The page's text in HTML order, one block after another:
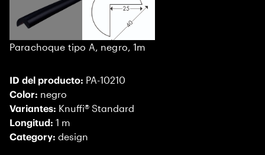
Parachoque tipo A, negro, 1m
ID del producto: PA-10210
Color: negro
Variantes: Knuffi® Standard
Longitud: 1 m
Category: design